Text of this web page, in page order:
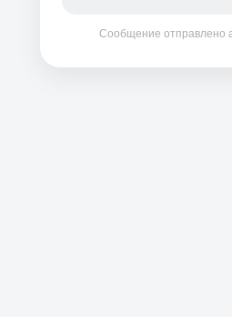
Сообщение отправлено